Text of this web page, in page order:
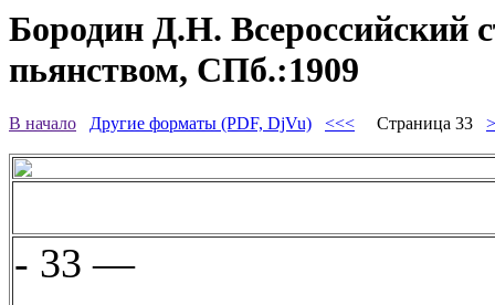
Бородин Д.Н. Всероссийский
пьянством, СПб.:1909
В начало Другие форматы (PDF, DjVu) <<< Страница 33
- 33 —